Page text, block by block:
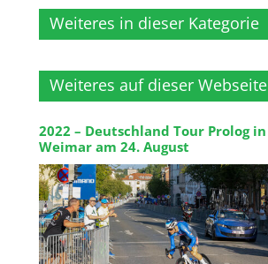
Weiteres in dieser Kategorie
Weiteres auf dieser Webseite
2022 – Deutschland Tour Prolog in
Weimar am 24. August